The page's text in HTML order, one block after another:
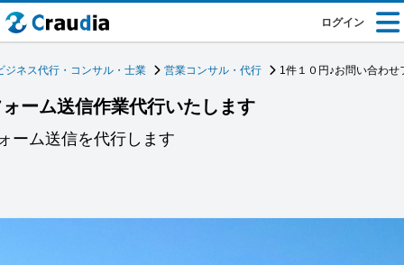
ログイン
ジネス代行・コンサル・士業 営業コンサル・代行 1件１０円♪お問い合わ
ーム送信作業代行いたします
ーム送信を代行します